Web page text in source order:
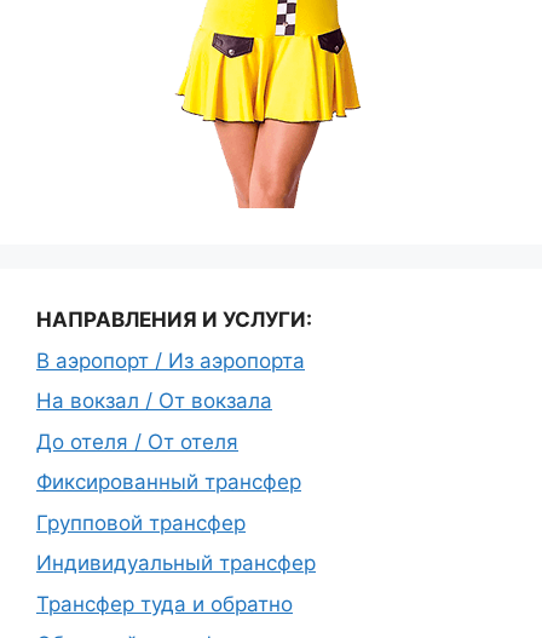
НАПРАВЛЕНИЯ И УСЛУГИ:
В аэропорт / Из аэропорта
На вокзал / От вокзала
До отеля / От отеля
Фиксированный трансфер
Групповой трансфер
Индивидуальный трансфер
Трансфер туда и обратно